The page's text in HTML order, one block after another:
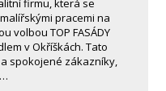
firmu, která se
pracemi na
volbou TOP FASÁDY
v Okříškách. Tato
spokojené zákazníky,